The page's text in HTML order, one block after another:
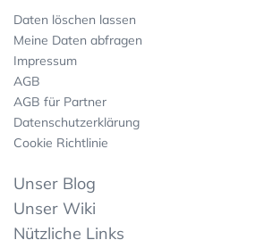
Daten löschen lassen
Meine Daten abfragen
Impressum
AGB
AGB für Partner
Datenschutzerklärung
Cookie Richtlinie
Unser Blog
Unser Wiki
Nützliche Links